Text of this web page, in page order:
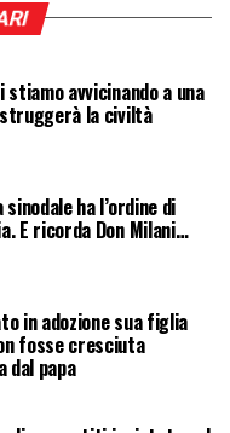
avvicinando a una
la civiltà
ha l’ordine di
E ricorda Don Milani…
in adozione sua figlia
fosse cresciuta
dal papa